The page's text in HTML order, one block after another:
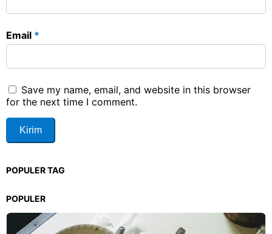
Email *
Save my name, email, and website in this browser
for the next time I comment.
POPULER TAG
POPULER